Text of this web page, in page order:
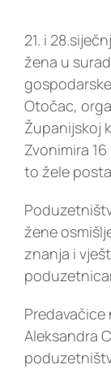
21. i
žena u
Otočac,
Županijskoj
Zvonimira
to žele
žene
znanja i
Predavačice
Aleksandra